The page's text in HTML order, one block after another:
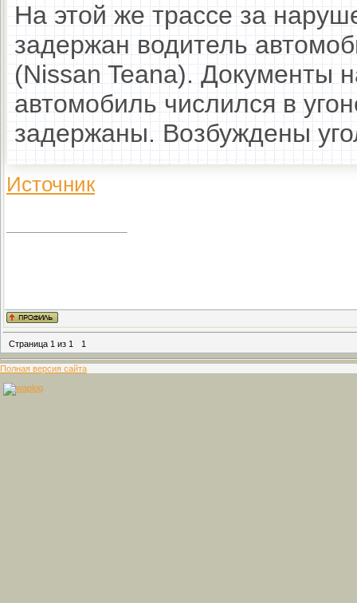
На этой же трассе за
задержан водитель
(Nissan Teana). Документы
автомобиль числился в
задержаны. Возбуждены
Источник
Страница 1 из 1 1
Полная версия сайта